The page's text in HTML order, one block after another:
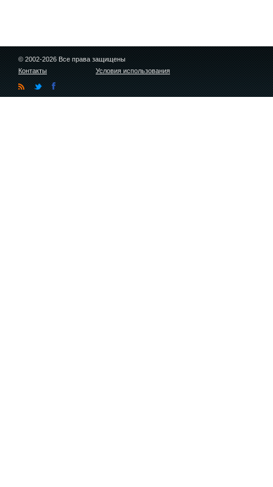
© 2002-2026 Все права защищены
Контакты
Условия использования